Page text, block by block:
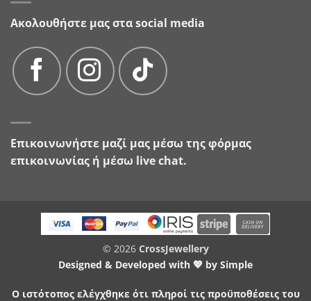
Ακολουθήστε μας στα social media
Επικοινωνήστε μαζί μας μέσω τηςφόρμας
επικοινωνίας ή μέσω live chat.
© 2026 CrossJewellery
Designed & Developed with 💖 by Simple
Ο ιστότοπος ελέγχθηκε ότι πληροί τις προϋποθέσεις του